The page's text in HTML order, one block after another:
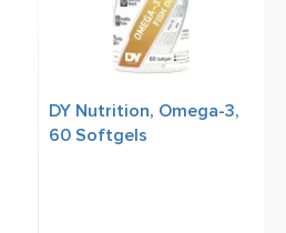
DY Nutrition, Omega-3,
60 Softgels